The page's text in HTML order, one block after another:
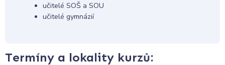
učitelé SOŠ a SOU
učitelé gymnázií
Termíny a lokality kurzů: